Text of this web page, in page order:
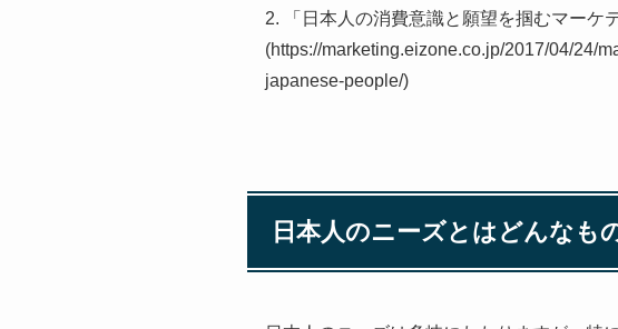
2. 「日本人の消費意識と願望を掴むマーケ
(https://marketing.eizone.co.jp/2017/04/24/
japanese-people/)
日本人のニーズとはどんなも